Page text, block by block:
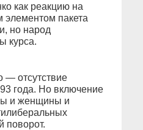
как реакцию на
элементом пакета
но народ
курса.
— отсутствие
года. Но включение
и женщины и
поворот.